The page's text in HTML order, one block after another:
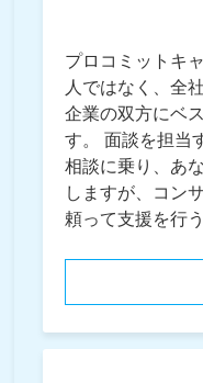
プロコミットキ
人ではなく、全
企業の双方にベ
す。 面談を担当
相談に乗り、あ
しますが、コン
頼って支援を行